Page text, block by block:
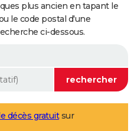
plus ancien en tapant le
le code postal d'une
ci-dessous.
décès gratuitsur